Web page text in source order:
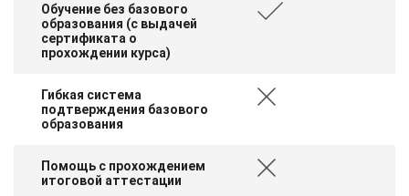
Обучение без базового
образования (с выдачей
сертификата о
прохождении курса)
Гибкая система
подтверждения базового
образования
Помощь с прохождением
итоговой аттестации